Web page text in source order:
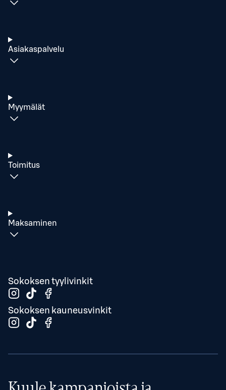
Asiakaspalvelu
Myymälät
Toimitus
Maksaminen
Sokoksen tyylivinkit
Sokoksen kauneusvinkit